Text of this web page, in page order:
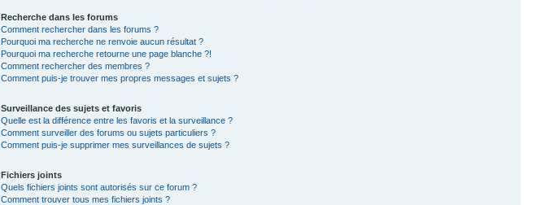
Recherche dans les forums
Comment rechercher dans les forums ?
Pourquoi ma recherche ne renvoie aucun résultat ?
Pourquoi ma recherche retourne une page blanche ?!
Comment rechercher des membres ?
Comment puis-je trouver mes propres messages et sujets ?
Surveillance des sujets et favoris
Quelle est la différence entre les favoris et la surveillance ?
Comment surveiller des forums ou sujets particuliers ?
Comment puis-je supprimer mes surveillances de sujets ?
Fichiers joints
Quels fichiers joints sont autorisés sur ce forum ?
Comment trouver tous mes fichiers joints ?